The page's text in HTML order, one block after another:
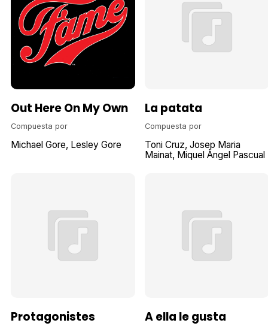
Out Here On My Own
Compuesta por
Michael Gore Lesley Gore
La patata
Compuesta por
Toni Cruz Josep Maria
Mainat Miquel Àngel Pascual
Protagonistes A ella le gusta